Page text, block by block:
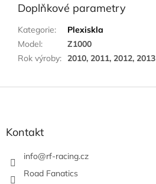
Doplňkové parametry
Kategorie:
Plexiskla
Model:
Z1000
Rok výroby: 2010, 2011, 2012, 2013
Z
Kontakt
info@rf-racing.cz
Road Fanatics